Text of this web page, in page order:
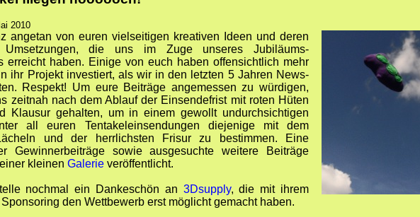
2010
angetan von euren vielseitigen kreativen Ideen und deren
Umsetzungen, die uns im Zuge unseres Jubiläums-
erreicht haben. Einige von euch haben offensichtlich mehr
ihr Projekt investiert, als wir in den letzten 5 Jahren News-
Respekt! Um eure Beiträge angemessen zu würdigen,
zeitnah nach dem Ablauf der Einsendefrist mit roten Hüten
Klausur gehalten, um in einem gewollt undurchsichtigen
all euren Tentakeleinsendungen diejenige mit dem
und der herrlichsten Frisur zu bestimmen. Eine
Gewinnerbeiträge sowie ausgesuchte weitere Beiträge
kleinen Galerie veröffentlicht.
nochmal ein Dankeschön an 3Dsupply, die mit ihrem
den Wettbewerb erst möglicht gemacht haben.